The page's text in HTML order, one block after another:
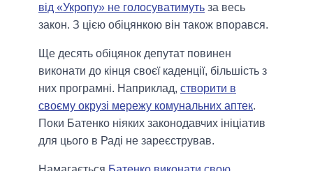
від «Укропу» не голосуватимуть за весь
закон. З цією обіцянкою він також впорався.
Ще десять обіцянок депутат повинен
виконати до кінця своєї каденції, більшість з
них програмні. Наприклад, створити в
своєму окрузі мережу комунальних аптек.
Поки Батенко ніяких законодавчих ініціатив
для цього в Раді не зареєстрував.